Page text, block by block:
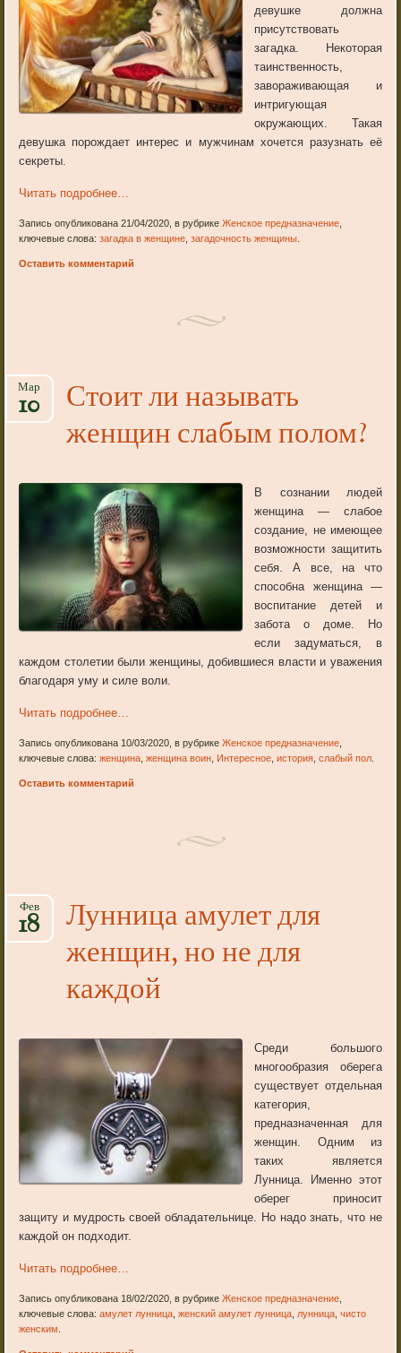
девушке должна
присутствовать
загадка. Некоторая
таинственность,
завораживающая и
интригующая
окружающих. Такая
девушка порождает интерес и мужчинам хочется разузнать её
секреты.
Читать подробнее…
Запись опубликована 21/04/2020, в рубрикеЖенское предназначение
ключевые слова:загадка в женщине ,загадочность женщины
Оставить комментарий
Стоит ли называть
женщин слабым полом?
Мар
10
В сознании людей
женщина — слабое
создание, не имеющее
возможности защитить
себя. А все, на что
способна женщина —
воспитание детей и
забота о доме. Но
если задуматься, в
каждом столетии были женщины, добившиеся власти и уважения
благодаря уму и силе воли.
Читать подробнее…
Запись опубликована 10/03/2020, в рубрикеЖенское предназначение
ключевые слова:женщина ,женщина воин Интересное ,история ,слабый пол
Оставить комментарий
Лунница амулет для
женщин, но не для
каждой
Фев
18
Среди большого
многообразия оберега
существует отдельная
категория,
предназначенная для
женщин. Одним из
таких является
Лунница. Именно этот
оберег приносит
защиту и мудрость своей обладательнице. Но надо знать, что не
каждой он подходит.
Читать подробнее…
Запись опубликована 18/02/2020, в рубрикеЖенское предназначение
ключевые слова:амулет лунница ,женский амулет лунница лунница ,чисто
женским